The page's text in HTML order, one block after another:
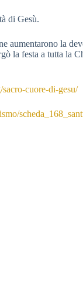
di Gesù.
aumentarono la
la festa a tutta la
cuore-di-gesu/